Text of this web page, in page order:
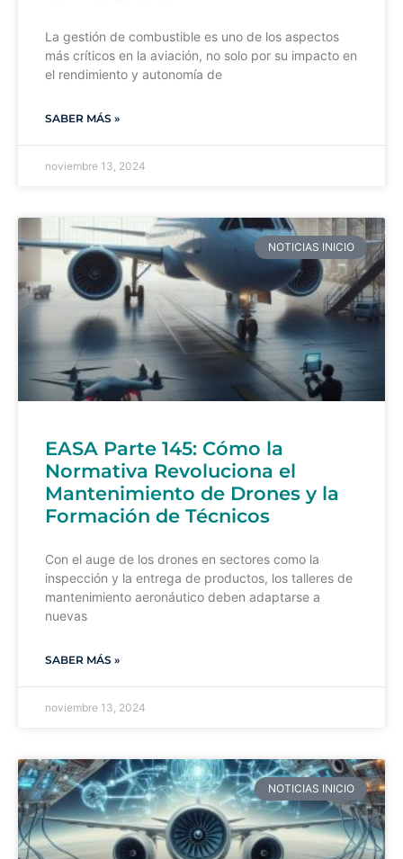
La gestión de combustible es uno de los aspectos
más críticos en la aviación, no solo por su impacto en
el rendimiento y autonomía de
SABER MÁS »
noviembre 13, 2024
NOTICIAS INICIO
EASA Parte 145: Cómo la
Normativa Revoluciona el
Mantenimiento de Drones y la
Formación de Técnicos
Con el auge de los drones en sectores como la
inspección y la entrega de productos, los talleres de
mantenimiento aeronáutico deben adaptarse a
nuevas
SABER MÁS »
noviembre 13, 2024
NOTICIAS INICIO